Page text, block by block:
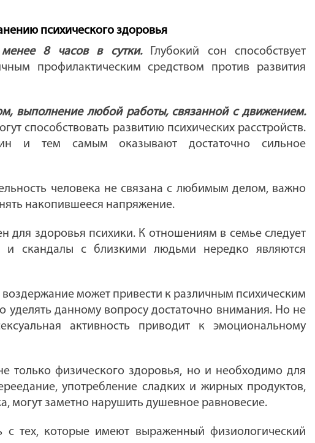
психического здоровья
8 часов в сутки.Глубокий сон способствует
профилактическим средством против развития
выполнение любой работы, связанной с движением.
способствовать развитию психических расстройств.
и тем самым оказывают достаточно сильное
человека не связана с любимым делом, важно
накопившееся напряжение.
для здоровья психики. К отношениям в семье следует
и скандалы с близкими людьми нередко являются
воздержание может привести к различным психическим
уделять данному вопросу достаточно внимания. Но не
активность приводит к эмоциональному
только физического здоровья, но и необходимо для
употребление сладких и жирных продуктов,
заметно нарушить душевное равновесие.
тех, которые имеют выраженный физиологический